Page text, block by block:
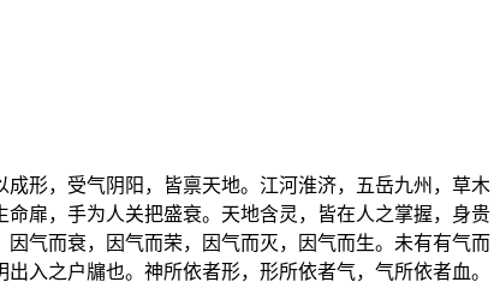
形，受气阴阳，皆禀天地。江河淮济，五岳九州，草木
扉，手为人关把盛衰。天地含灵，皆在人之掌握，身贵
气而衰，因气而荣，因气而灭，因气而生。未有有气而
入之户牖也。神所依者形，形所依者气，气所依者血。